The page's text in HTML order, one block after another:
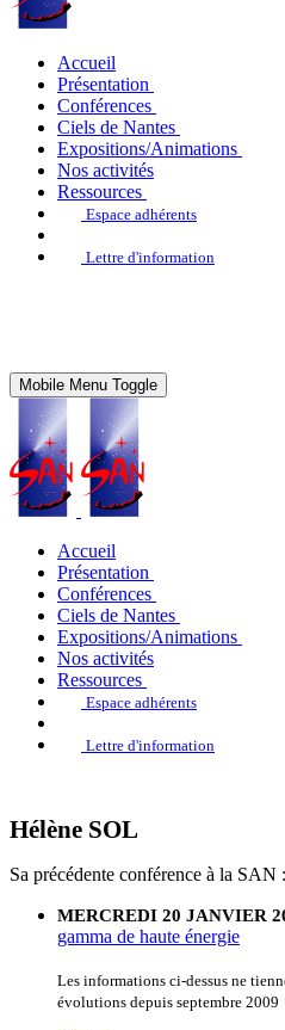
Accueil
Présentation
Conférences
Ciels de Nantes
Expositions/Animations
Nos activités
Ressources
Espace adhérents
Lettre d'information
Mobile Menu Toggle
Accueil
Présentation
Conférences
Ciels de Nantes
Expositions/Animations
Nos activités
Ressources
Espace adhérents
Lettre d'information
Hélène SOL
Sa précédente conférence à la SAN :
MERCREDI 20 JANVIER
gamma de haute énergie
Les informations ci-dessus ne
évolutions depuis septembre 2009